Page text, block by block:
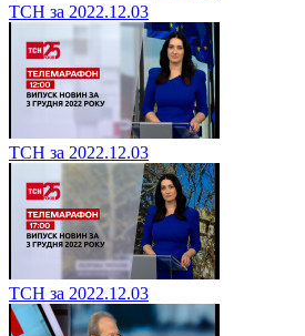
ТСН за 2022.12.03
ТСН за 2022.12.03
ТСН за 2022.12.03